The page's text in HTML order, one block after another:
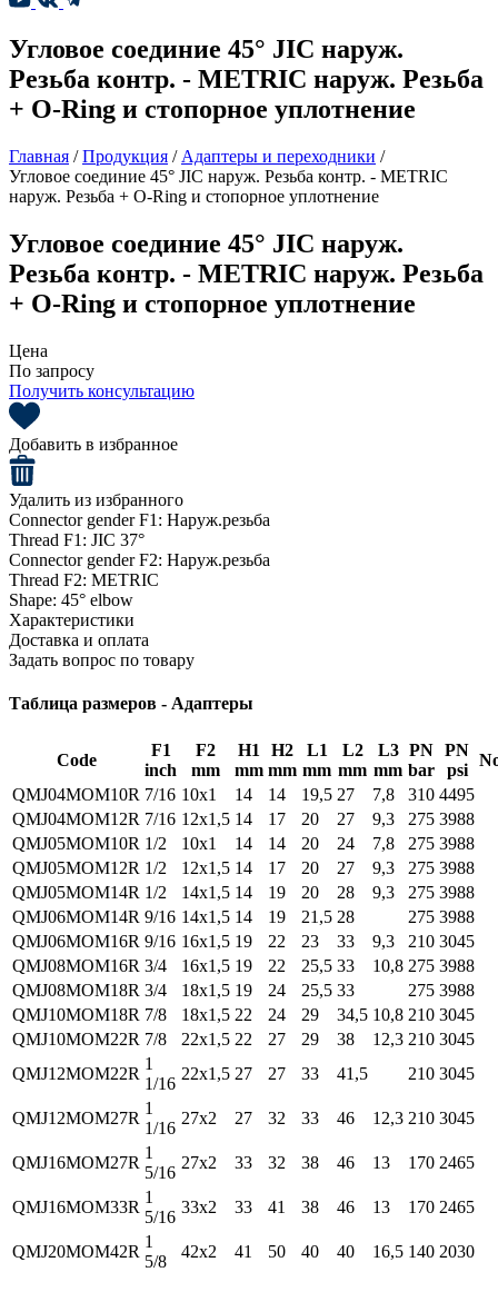
Угловое соединие 45° JIC наруж.
Резьба контр. - METRIC наруж. Резьба
+ O-Ring и стопорное уплотнение
Главная /Продукция / Адаптеры и переходники /
Угловое соединие 45° JIC наруж. Резьба контр. - METRIC
наруж. Резьба + O-Ring и стопорное уплотнение
Угловое соединие 45° JIC наруж.
Резьба контр. - METRIC наруж. Резьба
+ O-Ring и стопорное уплотнение
Цена
По запросу
Получить консультацию
Добавить в избранное
Удалить из избранного
Connector gender F1: Наруж.резьба
Thread F1: JIC 37°
Connector gender F2: Наруж.резьба
Thread F2: METRIC
Shape: 45° elbow
Характеристики
Доставка и оплата
Задать вопрос по товару
Таблица размеров - Адаптеры
Code
F1
inch
F2
mm
H1
mm
H2
mm
L1
mm
L2
mm
L3
mm
PN
bar
PN
psi
QMJ04MOM10R 7/16 10x1 14 14 19,5 27 7,8 310 4495
QMJ04MOM12R 7/16 12x1,5 14 17 20 27 9,3 275 3988
QMJ05MOM10R 1/2 10x1 14 14 20 24 7,8 275 3988
QMJ05MOM12R 1/2 12x1,5 14 17 20 27 9,3 275 3988
QMJ05MOM14R 1/2 14x1,5 14 19 20 28 9,3 275 3988
QMJ06MOM14R 9/16 14x1,5 14 19 21,5 28 275 3988
QMJ06MOM16R 9/16 16x1,5 19 22 23 33 9,3 210 3045
QMJ08MOM16R 3/4 16x1,5 19 22 25,5 33 10,8 275 3988
QMJ08MOM18R 3/4 18x1,5 19 24 25,5 33 275 3988
QMJ10MOM18R 7/8 18x1,5 22 24 29 34,5 10,8 210 3045
QMJ10MOM22R 7/8 22x1,5 22 27 29 38 12,3 210 3045
QMJ12MOM22R
1
1/16
22x1,5 27 27 33 41,5 210 3045
QMJ12MOM27R
1
1/16
27x2 27 32 33 46 12,3 210 3045
QMJ16MOM27R
1
5/16
27x2 33 32 38 46 13 170 2465
QMJ16MOM33R
1
5/16
33x2 33 41 38 46 13 170 2465
QMJ20MOM42R
1
5/8
42x2 41 50 40 40 16,5 140 2030